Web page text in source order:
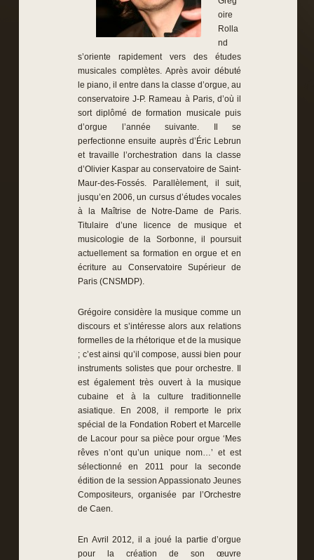
oire
Rolla
nd
s’oriente rapidement vers des études
musicales complètes. Après avoir débuté
le piano, il entre dans la classe d’orgue, au
conservatoire J-P. Rameau à Paris, d’où il
sort diplômé de formation musicale puis
d’orgue l’année suivante. Il se
perfectionne ensuite auprès d’Éric Lebrun
et travaille l’orchestration dans la classe
d’Olivier Kaspar au conservatoire de Saint-
Maur-des-Fossés. Parallèlement, il suit,
jusqu’en 2006, un cursus d’études vocales
à la Maîtrise de Notre-Dame de Paris.
Titulaire d’une licence de musique et
musicologie de la Sorbonne, il poursuit
actuellement sa formation en orgue et en
écriture au Conservatoire Supérieur de
Paris (CNSMDP).
Grégoire considère la musique comme un
discours et s’intéresse alors aux relations
formelles de la rhétorique et de la musique
; c’est ainsi qu’il compose, aussi bien pour
instruments solistes que pour orchestre. Il
est également très ouvert à la musique
cubaine et à la culture traditionnelle
asiatique. En 2008, il remporte le prix
spécial de la Fondation Robert et Marcelle
de Lacour pour sa pièce pour orgue ‘Mes
rêves n’ont qu’un unique nom…’ et est
sélectionné en 2011 pour la seconde
édition de la session Appassionato Jeunes
Compositeurs, organisée par l’Orchestre
de Caen.
En Avril 2012, il a joué la partie d’orgue
pour la création de son œuvre